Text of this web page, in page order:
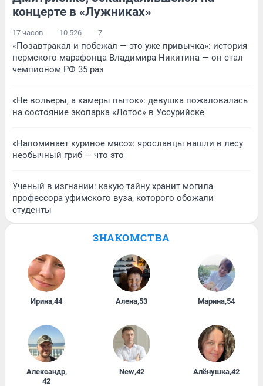
концерте в «Лужниках»
17 часов 10 526 7
«Позавтракал и побежал — это уже привычка»: история
пермского марафонца Владимира Никитина — он стал
чемпионом РФ 35 раз
«Не вольеры, а камеры пыток»: девушка пожаловалась
на состояние экопарка «Лотос» в Уссурийске
«Напоминает куриное мясо»: ярославцы нашли в лесу
необычный гриб — что это
Ученый в изгнании: какую тайну хранит могила
профессора уфимского вуза, которого обожали
студенты
ЗНАКОМСТВА
Ирина,44 Алена,53 Марина,54
Александр,
42
New,42 Алёнушка,42